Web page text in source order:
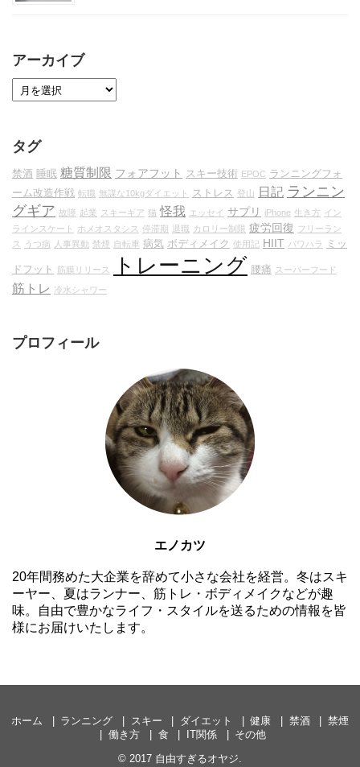
アーカイブ
タグ
禁酒 睡眠 糖質制限 フォアフット スキー技術 EPOC ランニングフォ
ーム改造作戦 転職 無謀な10kgダイエット ストレス 登山 日記 ランニン
グギア 故障 起業 スキーギア 猫 怪我 エッセイ サプリ iPhone 生き方 イン
ラインスケート
ホメオスタシス 停滞期 退職 カロリー制限 疲労回復 フリーラン
ス
うつ病 人事異動 禁煙 自転車 病気 ボディメイク 使用記 HIIT パワハラ ミッ
ドフット 筋膜リリース トレーニング 腰痛 スーパーフード
筋トレ 冷水シャワー
プロフィール
エノカツ
20年間務めた大企業を辞めて小さな会社を経営。冬はスキ
ーヤー、夏はランナー、筋トレ・ボディメイクなどが趣
味。自由で豊かなライフ・スタイルを送るための情報を皆
様にお届けいたします。
ホーム ランニング スキー ダイエット 健康 禁酒
禁煙
働き方
食 IT関係
その他
© 2017 自由すぎるオヤジ.